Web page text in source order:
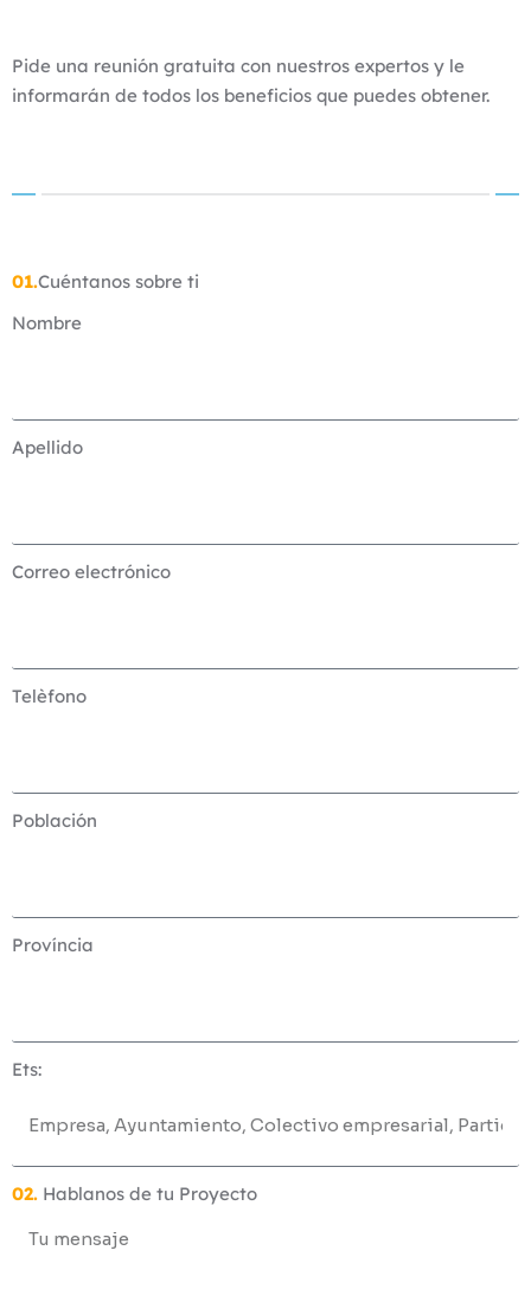
Pide una reunión gratuita con nuestros expertos y le
informarán de todos los beneficios que puedes obtener.
01.Cuéntanos sobre ti
Nombre
Apellido
Correo electrónico
Telèfono
Población
Província
Ets:
02. Hablanos de tu Proyecto